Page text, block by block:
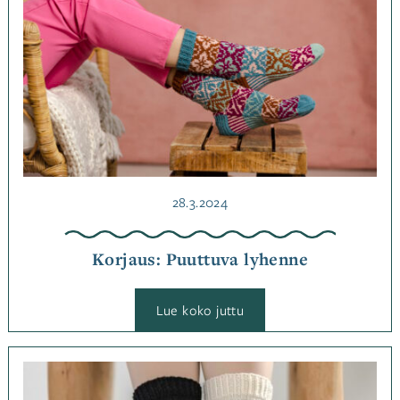
Korjaus: Puuttuva lyhenne
Julkaistu
28.3.2024
Lue koko juttu
Puuttuva
lyhenne
Kategoriassa
Korjaukset